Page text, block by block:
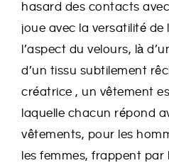
hasard des contacts
joue avec la versatilité de
l’aspect du velours, là
d’un tissu subtilement
créatrice , un vêtement
laquelle chacun répond
vêtements, pour les
les femmes, frappent